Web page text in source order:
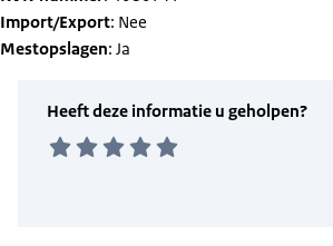
Import/Export: Nee
Mestopslagen: Ja